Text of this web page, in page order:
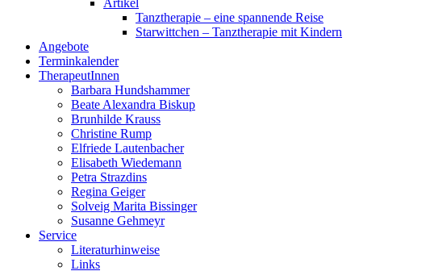
Artikel
Tanztherapie – eine spannende Reise
Starwittchen – Tanztherapie mit Kindern
Angebote
Terminkalender
TherapeutInnen
Barbara Hundshammer
Beate Alexandra Biskup
Brunhilde Krauss
Christine Rump
Elfriede Lautenbacher
Elisabeth Wiedemann
Petra Strazdins
Regina Geiger
Solveig Marita Bissinger
Susanne Gehmeyr
Service
Literaturhinweise
Links